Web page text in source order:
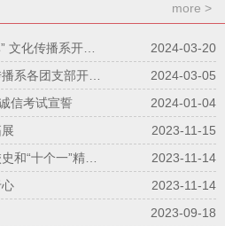
more >
2024-03-20
2024-03-05
信考试宣誓
2024-01-04
2023-11-15
2023-11-14
2023-11-14
2023-09-18